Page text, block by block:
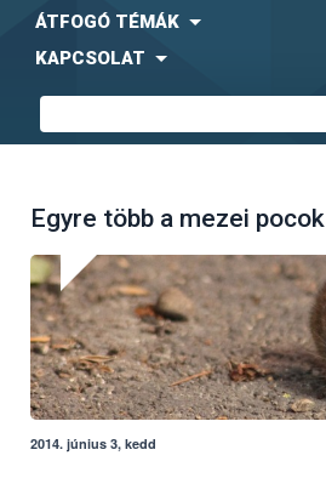
ÁTFOGÓ TÉMÁK
KAPCSOLAT
Egyre több a mezei pocok
2014. június 3, kedd